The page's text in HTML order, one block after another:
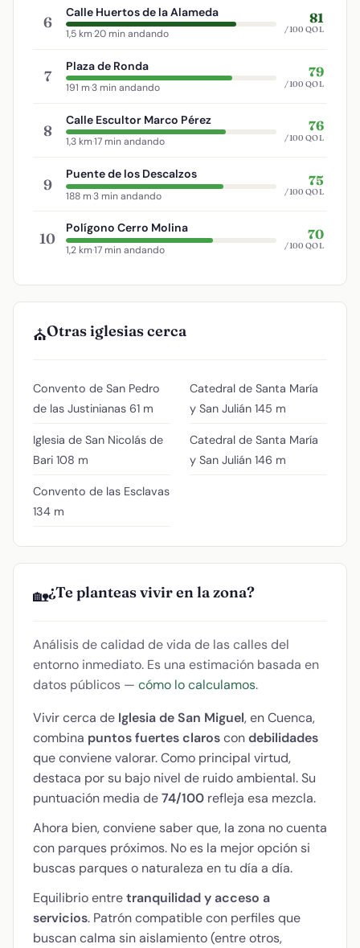
6
Calle Huertos de la Alameda
1,5 km·20 min andando
81
/100 QOL
7
Plaza de Ronda
191 m·3 min andando
79
/100 QOL
8
Calle Escultor Marco Pérez
1,3 km·17 min andando
76
/100 QOL
9
Puente de los Descalzos
188 m·3 min andando
75
/100 QOL
10
Polígono Cerro Molina
1,2 km·17 min andando
70
/100 QOL
⛪Otras iglesias cerca
Convento de San Pedro
de las Justinianas 61 m
Iglesia de San Nicolás de
Bari 108 m
Convento de las Esclavas
134 m
Catedral de Santa María
y San Julián 145 m
Catedral de Santa María
y San Julián 146 m
🏡¿Te planteas vivir en la zona?
Análisis de calidad de vida de las calles del
entorno inmediato. Es una estimación basada en
datos públicos — cómo lo calculamos.
Vivir cerca de Iglesia de San Miguel, en Cuenca,
combina puntos fuertes claroscondebilidades
que conviene valorar. Como principal virtud,
destaca por su bajo nivel de ruido ambiental. Su
puntuación media de74/100 refleja esa mezcla.
Ahora bien, conviene saber que, la zona no cuenta
con parques próximos. No es la mejor opción si
buscas parques o naturaleza en tu día a día.
Equilibrio entretranquilidad y acceso a
servicios. Patrón compatible con perfiles que
buscan calma sin aislamiento (entre otros,